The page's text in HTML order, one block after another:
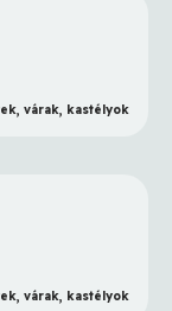
várak, kastélyok
várak, kastélyok